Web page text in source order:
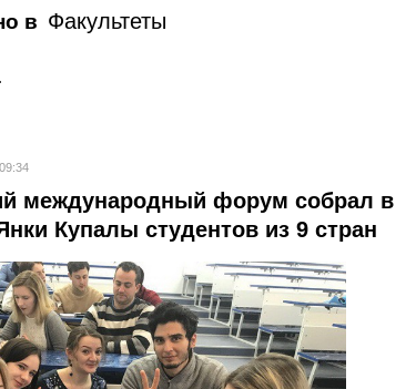
в Факультеты
международный форум собрал в
Купалы студентов из 9 стран